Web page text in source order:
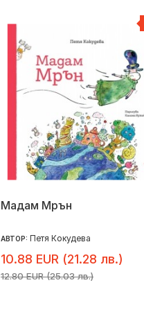
Мадам Мрън
АВТОР: Петя Кокудева
10.88 EUR (21.28 лв.)
12.80 EUR (25.03 лв.)